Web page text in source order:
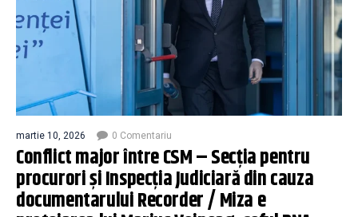
martie 10, 2026 0 Comentariu
Conflict major între CSM – Secția pentru
procurori și Inspecția Judiciară din cauza
documentarului Recorder / Miza e